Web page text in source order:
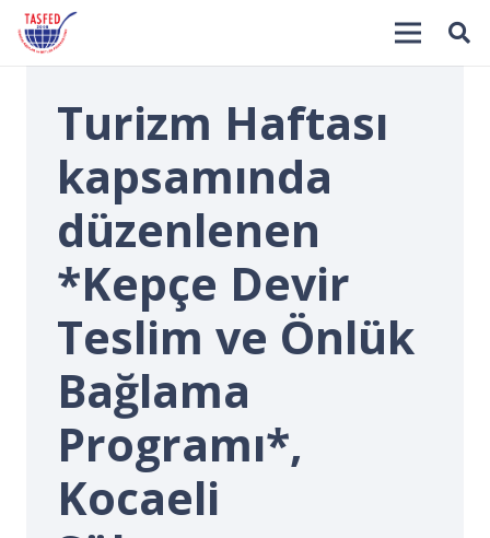
Turizm Haftası
kapsamında
düzenlenen
*Kepçe Devir
Teslim ve Önlük
Bağlama
Programı*,
Kocaeli